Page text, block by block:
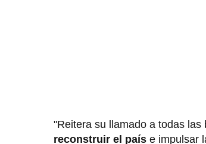
"Reitera su llamado a todas
reconstruir el país e impulsar